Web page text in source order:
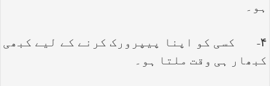
ہو۔
۴- کسی کو اپنا پیپرورک کرنے کے لیے کبھی
کبھار ہی وقت ملتا ہو۔